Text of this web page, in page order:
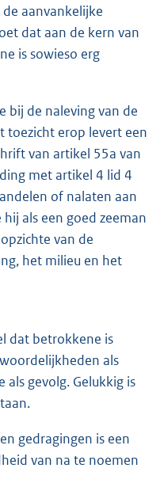
aanvankelijke
dat aan de kern van
is sowieso erg
bij de naleving van de
toezicht erop levert een
van artikel 55a van
met artikel 4 lid 4
of nalaten aan
als een goed zeeman
van de
het milieu en het
dat betrokkene is
als
gevolg. Gelukkig is
gedragingen is een
van na te noemen